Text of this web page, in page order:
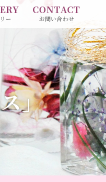
ー
CONTACT
お問い合わせ
」